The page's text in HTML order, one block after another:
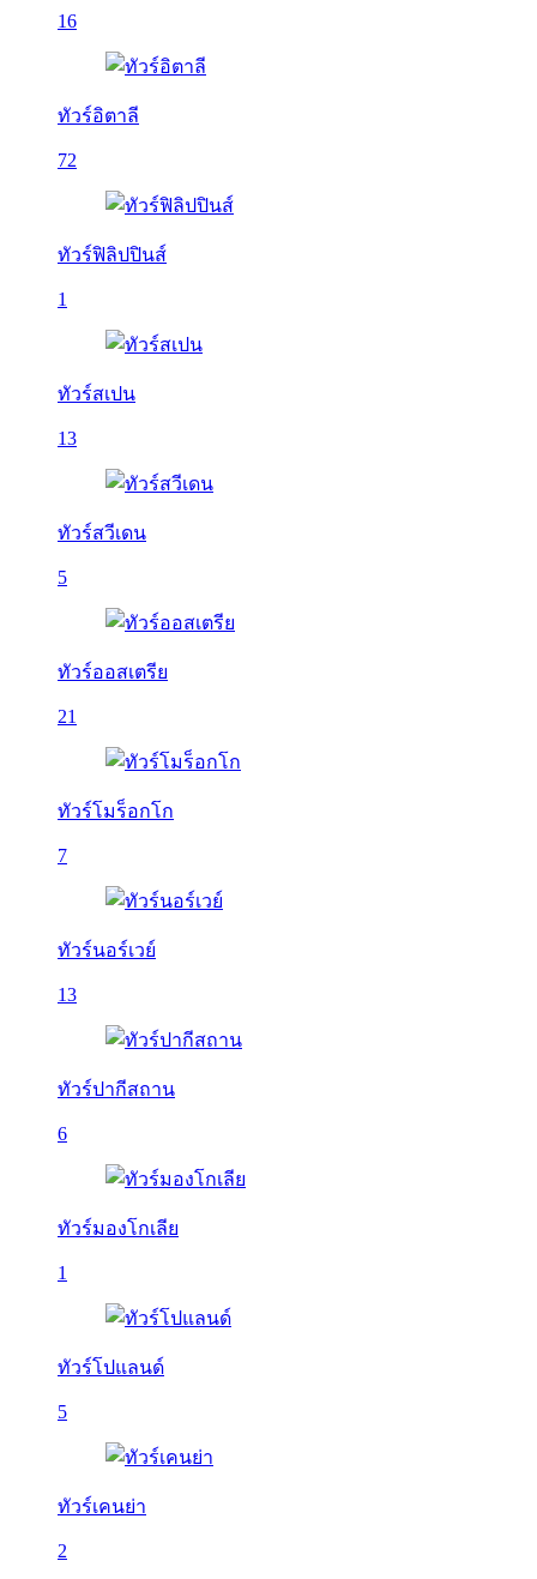
16
ทัวร์อิตาลี
72
ทัวร์ฟิลิปปินส์
1
ทัวร์สเปน
13
ทัวร์สวีเดน
5
ทัวร์ออสเตรีย
21
ทัวร์โมร็อกโก
7
ทัวร์นอร์เวย์
13
ทัวร์ปากีสถาน
6
ทัวร์มองโกเลีย
1
ทัวร์โปแลนด์
5
ทัวร์เคนย่า
2